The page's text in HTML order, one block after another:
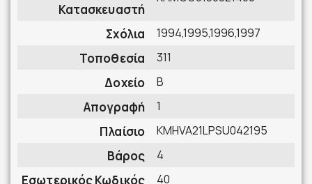
Κατασκευαστή
Σχόλια 1994,1995,1996,1997
Τοποθεσία 311
Δοχείο B
Απογραφή 1
Πλαίσιο KMHVA21LPSU042195
Βάρος 4
Εσωτερικός Κωδικός 40